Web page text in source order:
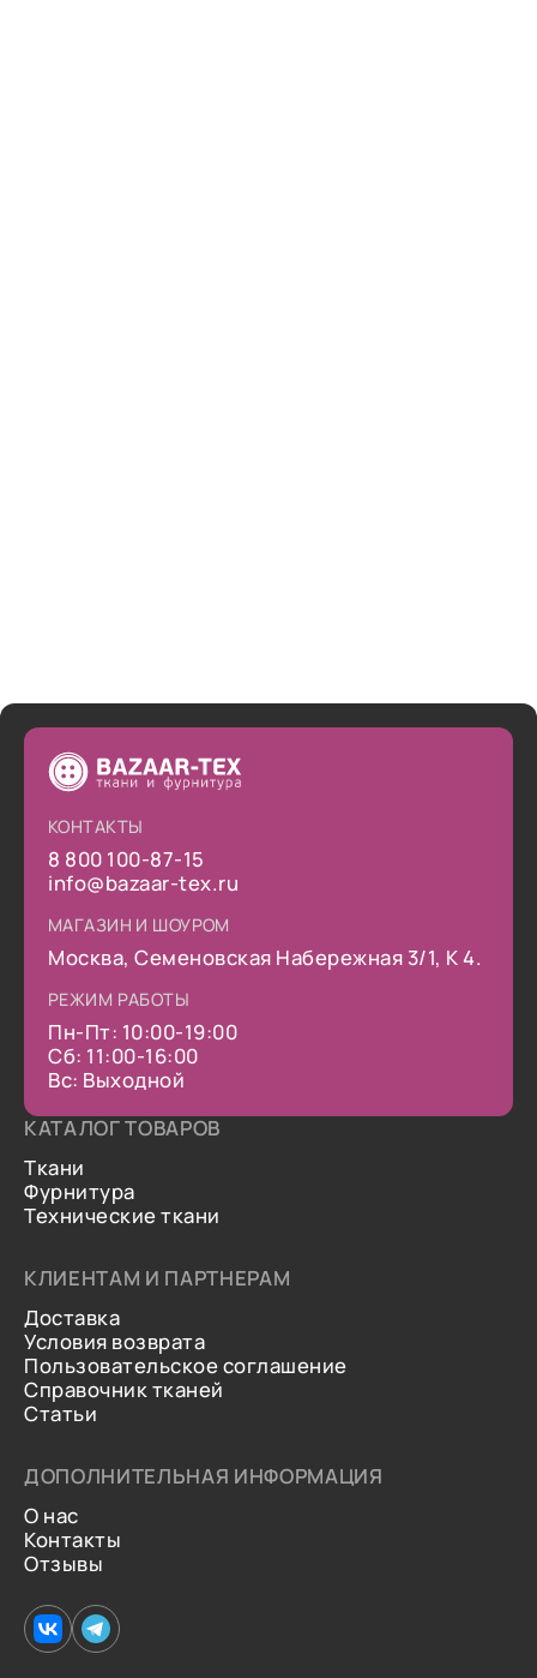
КОНТАКТЫ
8 800 100-87-15
info@bazaar-tex.ru
МАГАЗИН И ШОУРОМ
Москва, Семеновская Набережная 3/1, К 4.
РЕЖИМ РАБОТЫ
Пн-Пт: 10:00-19:00
Сб: 11:00-16:00
Вс: Выходной
КАТАЛОГ ТОВАРОВ
Ткани
Фурнитура
Технические ткани
КЛИЕНТАМ И ПАРТНЕРАМ
Доставка
Условия возврата
Пользовательское соглашение
Справочник тканей
Статьи
ДОПОЛНИТЕЛЬНАЯ ИНФОРМАЦИЯ
О нас
Контакты
Отзывы